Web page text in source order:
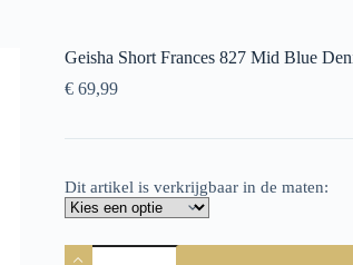
Geisha Short Frances 827 Mid Blue
€69,99
Dit artikel is verkrijgbaar in de maten:
Geisha